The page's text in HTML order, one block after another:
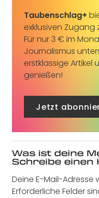
Taubenschlag+
exklusiven Zugang
Für nur 3 € im
Journalismus
erstklassige Artikel
genießen!
Jetzt
Was ist deine
Schreibe einen
Deine E-Mail-
Erforderliche Felder